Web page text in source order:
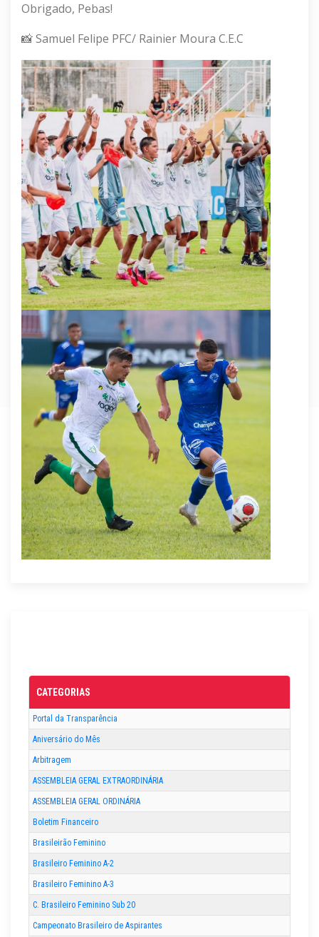
Obrigado, Pebas!
📸 Samuel Felipe PFC/ Rainier Moura C.E.C
CATEGORIAS
Portal da Transparência
Aniversário do Mês
Arbitragem
ASSEMBLEIA GERAL EXTRAORDINÁRIA
ASSEMBLEIA GERAL ORDINÁRIA
Boletim Financeiro
Brasileirão Feminino
Brasileiro Feminino A-2
Brasileiro Feminino A-3
C. Brasileiro Feminino Sub 20
Campeonato Brasileiro de Aspirantes